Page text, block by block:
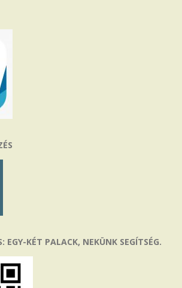
EGY-KÉT PALACK, NEKÜNK SEGÍTSÉG.